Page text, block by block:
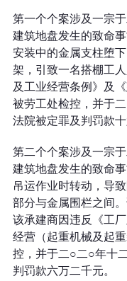
第一个个案涉及一宗
建筑地盘发生的致命
安装中的金属支柱堕
架，引致一名搭棚工
及工业经营条例》及
被劳工处检控，并于
法院被定罪及判罚款十
第二个个案涉及一宗
建筑地盘发生的致命
吊运作业时转动，导
部分与金属围栏之间
该承建商因违反《工
经营（起重机械及起
控，并于二○二○年十
判罚款六万二千元。